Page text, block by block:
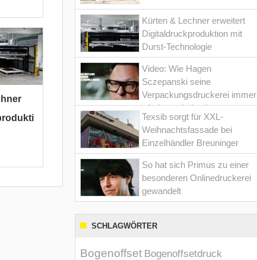
Kürten & Lechner erweitert
Digitaldruckproduktion mit
Durst-Technologie
Video: Wie Hagen
Sczepanski seine
Verpackungsdruckerei immer
wieder optimiert hat
Texsib sorgt für XXL-
Weihnachtsfassade bei
Einzelhändler Breuninger
So hat sich Primus zu einer
besonderen Onlinedruckerei
gewandelt
SCHLAGWÖRTER
Bogenoffset Bogenoffsetdruck